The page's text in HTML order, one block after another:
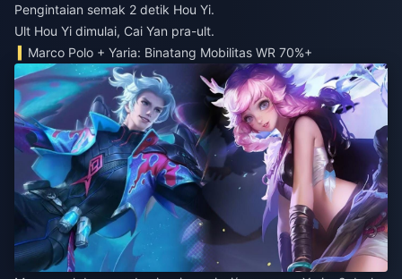
Pengintaian semak 2 detik Hou Yi.
Ult Hou Yi dimulai, Cai Yan pra-ult.
Marco Polo + Yaria: Binatang Mobilitas WR 70%+